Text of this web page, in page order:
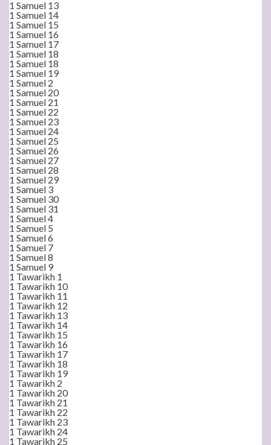
1 Samuel 13
1 Samuel 14
1 Samuel 15
1 Samuel 16
1 Samuel 17
1 Samuel 18
1 Samuel 18
1 Samuel 19
1 Samuel 2
1 Samuel 20
1 Samuel 21
1 Samuel 22
1 Samuel 23
1 Samuel 24
1 Samuel 25
1 Samuel 26
1 Samuel 27
1 Samuel 28
1 Samuel 29
1 Samuel 3
1 Samuel 30
1 Samuel 31
1 Samuel 4
1 Samuel 5
1 Samuel 6
1 Samuel 7
1 Samuel 8
1 Samuel 9
1 Tawarikh 1
1 Tawarikh 10
1 Tawarikh 11
1 Tawarikh 12
1 Tawarikh 13
1 Tawarikh 14
1 Tawarikh 15
1 Tawarikh 16
1 Tawarikh 17
1 Tawarikh 18
1 Tawarikh 19
1 Tawarikh 2
1 Tawarikh 20
1 Tawarikh 21
1 Tawarikh 22
1 Tawarikh 23
1 Tawarikh 24
1 Tawarikh 25